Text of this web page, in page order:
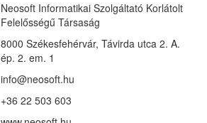
Neosoft Informatikai Szolgáltató Korlátolt
Felelősségű Társaság
8000 Székesfehérvár, Távirda utca 2. A.
ép. 2. em. 1
info@neosoft.hu
+36 22 503 603